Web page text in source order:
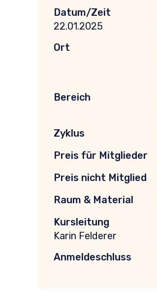
Datum/Zeit
22.01.2025
Ort
Bereich
Zyklus
Preis für Mitglieder
Preis nicht Mitglied
Raum & Material
Kursleitung
Karin Felderer
Anmeldeschluss